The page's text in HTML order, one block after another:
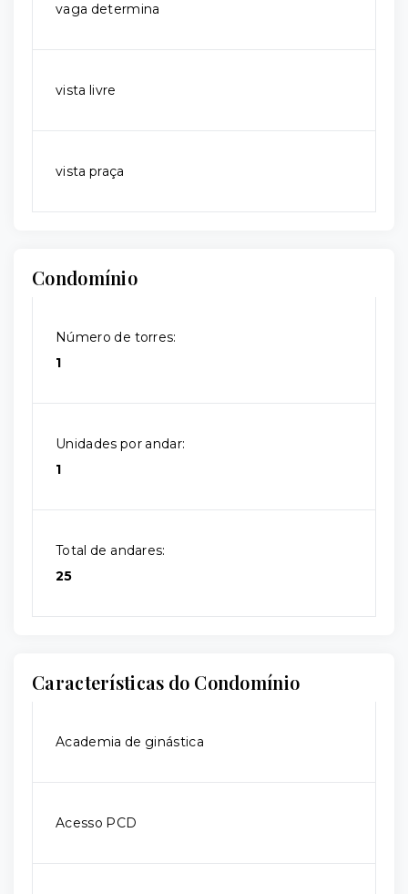
vaga determina
vista livre
vista praça
Condomínio
Número de torres:
1
Unidades por andar:
1
Total de andares:
25
Características do Condomínio
Academia de ginástica
Acesso PCD